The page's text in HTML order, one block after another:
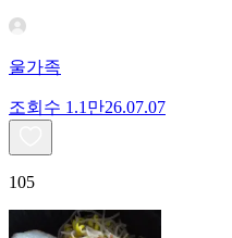
울가족
조회수 1.1만26.07.07
105